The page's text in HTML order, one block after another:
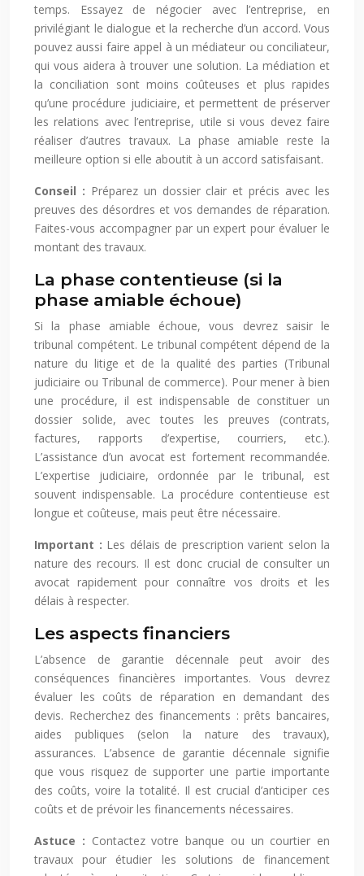
temps. Essayez de négocier avec l’entreprise, en
privilégiant le dialogue et la recherche d’un accord. Vous
pouvez aussi faire appel à un médiateur ou conciliateur,
qui vous aidera à trouver une solution. La médiation et
la conciliation sont moins coûteuses et plus rapides
qu’une procédure judiciaire, et permettent de préserver
les relations avec l’entreprise, utile si vous devez faire
réaliser d’autres travaux. La phase amiable reste la
meilleure option si elle aboutit à un accord satisfaisant.
Conseil : Préparez un dossier clair et précis avec les
preuves des désordres et vos demandes de réparation.
Faites-vous accompagner par un expert pour évaluer le
montant des travaux.
La phase contentieuse (si la
phase amiable échoue)
Si la phase amiable échoue, vous devrez saisir le
tribunal compétent. Le tribunal compétent dépend de la
nature du litige et de la qualité des parties (Tribunal
judiciaire ou Tribunal de commerce). Pour mener à bien
une procédure, il est indispensable de constituer un
dossier solide, avec toutes les preuves (contrats,
factures, rapports d’expertise, courriers, etc.).
L’assistance d’un avocat est fortement recommandée.
L’expertise judiciaire, ordonnée par le tribunal, est
souvent indispensable. La procédure contentieuse est
longue et coûteuse, mais peut être nécessaire.
Important : Les délais de prescription varient selon la
nature des recours. Il est donc crucial de consulter un
avocat rapidement pour connaître vos droits et les
délais à respecter.
Les aspects financiers
L’absence de garantie décennale peut avoir des
conséquences financières importantes. Vous devrez
évaluer les coûts de réparation en demandant des
devis. Recherchez des financements : prêts bancaires,
aides publiques (selon la nature des travaux),
assurances. L’absence de garantie décennale signifie
que vous risquez de supporter une partie importante
des coûts, voire la totalité. Il est crucial d’anticiper ces
coûts et de prévoir les financements nécessaires.
Astuce : Contactez votre banque ou un courtier en
travaux pour étudier les solutions de financement